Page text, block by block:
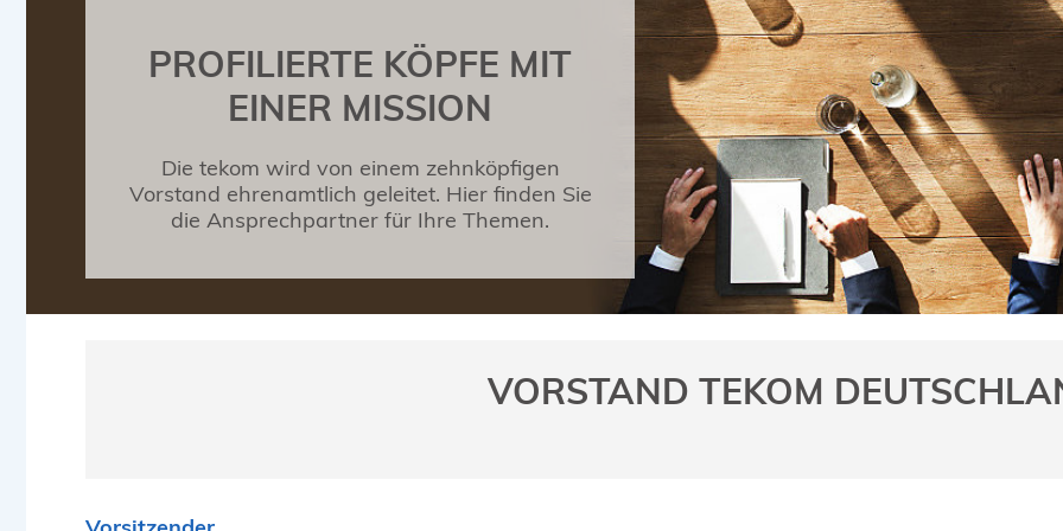
PROFILIERTE KÖPFE MIT
EINER MISSION
Die tekom wird von einem zehnköpfigen
Vorstand ehrenamtlich geleitet. Hier finden Sie
die Ansprechpartner für Ihre Themen.
VORSTAND TEKOM